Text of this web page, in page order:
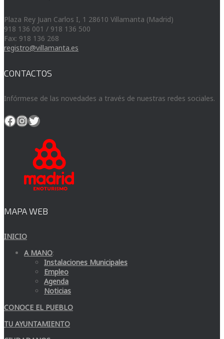
Plaza Rey Juan Carlos I, 1 28610 Villamanta (Madrid)
918 136 001 / 918 136 500
Fax: 918 136 268
registro@villamanta.es
CONTACTOS
Infórmese de las novedades a través de nuestras redes sociales.
Facebook
Instagram
Twitter
MAPA WEB
INICIO
A MANO:
Instalaciones Municipales
Empleo
Agenda
Noticias
CONOCE EL PUEBLO
TU AYUNTAMIENTO